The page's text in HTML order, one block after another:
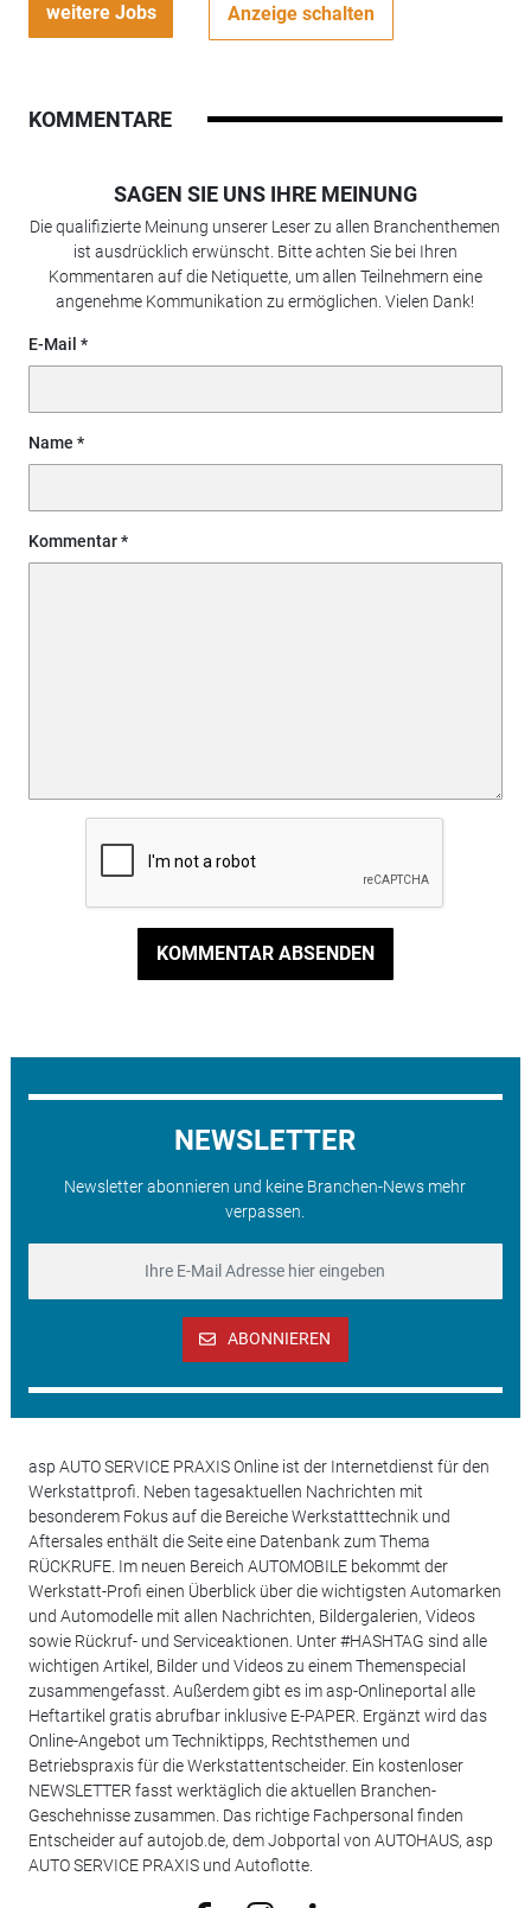
weitere Jobs Anzeige schalten
KOMMENTARE
SAGEN SIE UNS IHRE MEINUNG
Die qualifizierte Meinung unserer Leser zu allen Branchenthemen
ist ausdrücklich erwünscht. Bitte achten Sie bei Ihren
Kommentaren auf die Netiquette, um allen Teilnehmern eine
angenehme Kommunikation zu ermöglichen. Vielen Dank!
E-Mail
Name
Kommentar
KOMMENTAR ABSENDEN
NEWSLETTER
Newsletter abonnieren und keine Branchen-News mehr
verpassen.
ABONNIEREN
asp AUTO SERVICE PRAXIS Online ist der Internetdienst für den
Werkstattprofi. Neben tagesaktuellen Nachrichten mit
besonderem Fokus auf die Bereiche Werkstatttechnik und
Aftersales enthält die Seite eine Datenbank zum Thema
RÜCKRUFE. Im neuen Bereich AUTOMOBILE bekommt der
Werkstatt-Profi einen Überblick über die wichtigsten Automarken
und Automodelle mit allen Nachrichten, Bildergalerien, Videos
sowie Rückruf- und Serviceaktionen. Unter #HASHTAG sind alle
wichtigen Artikel, Bilder und Videos zu einem Themenspecial
zusammengefasst. Außerdem gibt es im asp-Onlineportal alle
Heftartikel gratis abrufbar inklusive E-PAPER. Ergänzt wird das
Online-Angebot um Techniktipps, Rechtsthemen und
Betriebspraxis für die Werkstattentscheider. Ein kostenloser
NEWSLETTER fasst werktäglich die aktuellen Branchen-
Geschehnisse zusammen. Das richtige Fachpersonal finden
Entscheider auf autojob.de, dem Jobportal von AUTOHAUS, asp
AUTO SERVICE PRAXIS und Autoflotte.